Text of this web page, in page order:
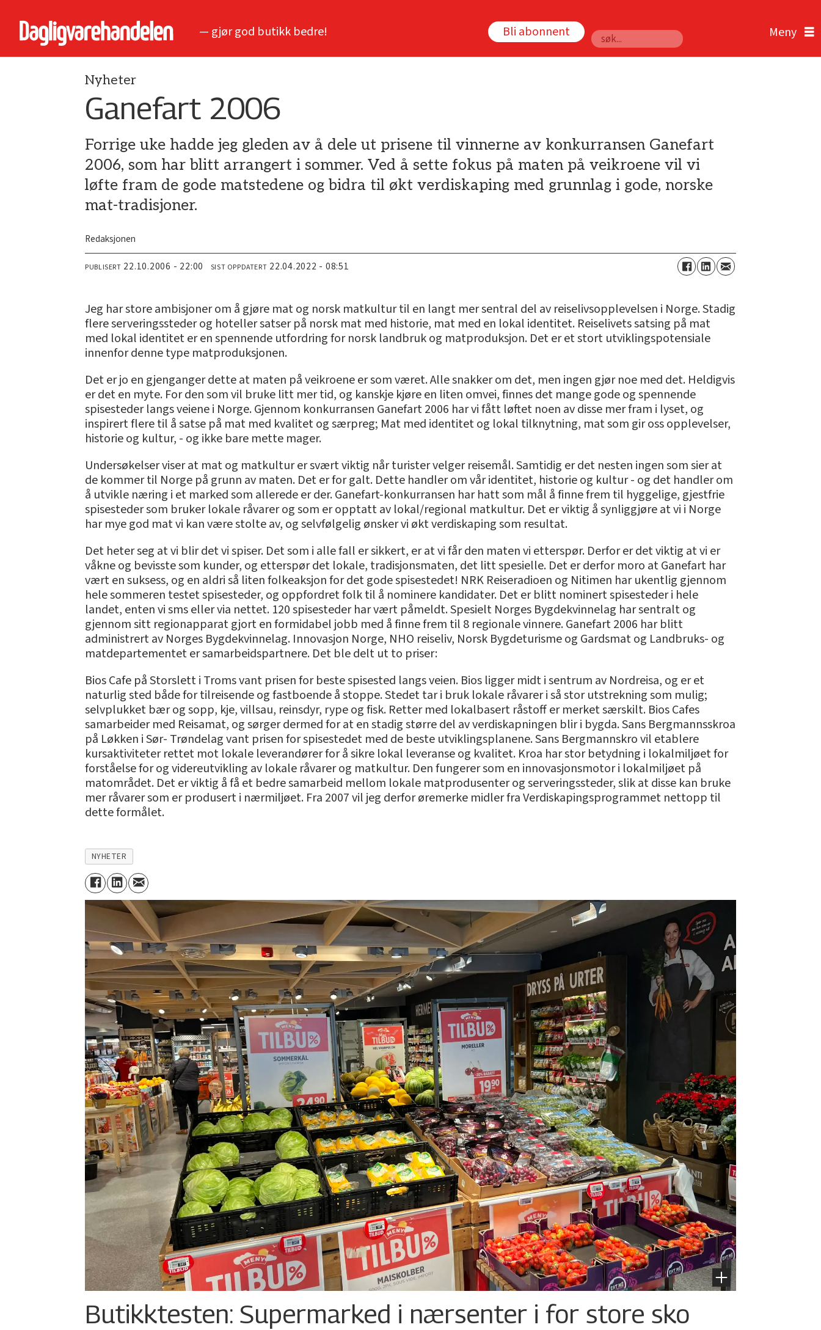
— gjør god butikk bedre! Bli abonnent
Søk
Nyheter
Ganefart 2006
Forrige uke hadde jeg gleden av å dele ut prisene til vinnerne av konkurransen Ganefart
2006, som har blitt arrangert i sommer. Ved å sette fokus på maten på veikroene vil vi
løfte fram de gode matstedene og bidra til økt verdiskaping med grunnlag i gode, norske
mat-tradisjoner.
Redaksjonen
PUBLISERT 22.10.2006 - 22:00 SIST OPPDATERT 22.04.2022 - 08:51
Jeg har store ambisjoner om å gjøre mat og norsk matkultur til en langt mer sentral del av reiselivsopplevelsen i Norge. Stadig
flere serveringssteder og hoteller satser på norsk mat med historie, mat med en lokal identitet. Reiselivets satsing på mat
med lokal identitet er en spennende utfordring for norsk landbruk og matproduksjon. Det er et stort utviklingspotensiale
innenfor denne type matproduksjonen.
Det er jo en gjenganger dette at maten på veikroene er som været. Alle snakker om det, men ingen gjør noe med det. Heldigvis
er det en myte. For den som vil bruke litt mer tid, og kanskje kjøre en liten omvei, finnes det mange gode og spennende
spisesteder langs veiene i Norge. Gjennom konkurransen Ganefart 2006 har vi fått løftet noen av disse mer fram i lyset, og
inspirert flere til å satse på mat med kvalitet og særpreg; Mat med identitet og lokal tilknytning, mat som gir oss opplevelser,
historie og kultur, - og ikke bare mette mager.
Undersøkelser viser at mat og matkultur er svært viktig når turister velger reisemål. Samtidig er det nesten ingen som sier at
de kommer til Norge på grunn av maten. Det er for galt. Dette handler om vår identitet, historie og kultur - og det handler om
å utvikle næring i et marked som allerede er der. Ganefart-konkurransen har hatt som mål å finne frem til hyggelige, gjestfrie
spisesteder som bruker lokale råvarer og som er opptatt av lokal/regional matkultur. Det er viktig å synliggjøre at vi i Norge
har mye god mat vi kan være stolte av, og selvfølgelig ønsker vi økt verdiskaping som resultat.
Det heter seg at vi blir det vi spiser. Det som i alle fall er sikkert, er at vi får den maten vi etterspør. Derfor er det viktig at vi er
våkne og bevisste som kunder, og etterspør det lokale, tradisjonsmaten, det litt spesielle. Det er derfor moro at Ganefart har
vært en suksess, og en aldri så liten folkeaksjon for det gode spisestedet! NRK Reiseradioen og Nitimen har ukentlig gjennom
hele sommeren testet spisesteder, og oppfordret folk til å nominere kandidater. Det er blitt nominert spisesteder i hele
landet, enten vi sms eller via nettet. 120 spisesteder har vært påmeldt. Spesielt Norges Bygdekvinnelag har sentralt og
gjennom sitt regionapparat gjort en formidabel jobb med å finne frem til 8 regionale vinnere. Ganefart 2006 har blitt
administrert av Norges Bygdekvinnelag. Innovasjon Norge, NHO reiseliv, Norsk Bygdeturisme og Gardsmat og Landbruks- og
matdepartementet er samarbeidspartnere. Det ble delt ut to priser:
Bios Cafe på Storslett i Troms vant prisen for beste spisested langs veien. Bios ligger midt i sentrum av Nordreisa, og er et
naturlig sted både for tilreisende og fastboende å stoppe. Stedet tar i bruk lokale råvarer i så stor utstrekning som mulig;
selvplukket bær og sopp, kje, villsau, reinsdyr, rype og fisk. Retter med lokalbasert råstoff er merket særskilt. Bios Cafes
samarbeider med Reisamat, og sørger dermed for at en stadig større del av verdiskapningen blir i bygda. Sans Bergmannsskroa
på Løkken i Sør- Trøndelag vant prisen for spisestedet med de beste utviklingsplanene. Sans Bergmannskro vil etablere
kursaktiviteter rettet mot lokale leverandører for å sikre lokal leveranse og kvalitet. Kroa har stor betydning i lokalmiljøet for
forståelse for og videreutvikling av lokale råvarer og matkultur. Den fungerer som en innovasjonsmotor i lokalmiljøet på
matområdet. Det er viktig å få et bedre samarbeid mellom lokale matprodusenter og serveringssteder, slik at disse kan bruke
mer råvarer som er produsert i nærmiljøet. Fra 2007 vil jeg derfor øremerke midler fra Verdiskapingsprogrammet nettopp til
dette formålet.
NYHETER
Butikktesten: Supermarked i nærsenter i for store sko